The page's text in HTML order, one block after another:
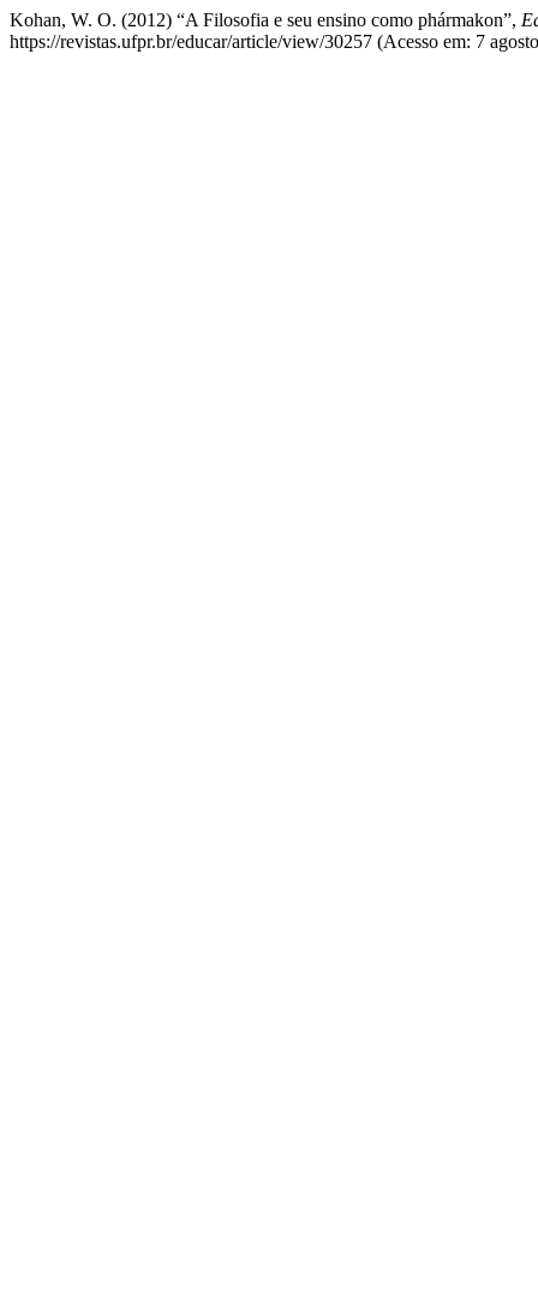
Kohan, W. O. (2012) “A Filosofia e seu ensino como phármakon”,
https://revistas.ufpr.br/educar/article/view/30257 (Acesso em: 7